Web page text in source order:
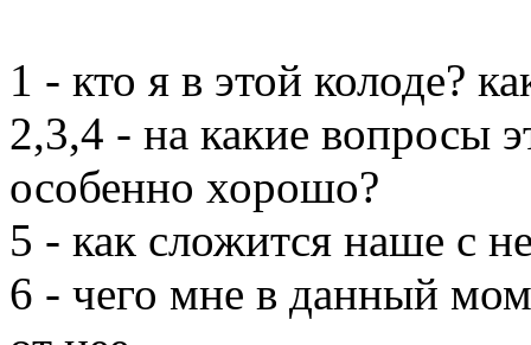
1 - кто я в этой колоде?
2,3,4 - на какие вопросы
особенно хорошо?
5 - как сложится наше с
6 - чего мне в данный